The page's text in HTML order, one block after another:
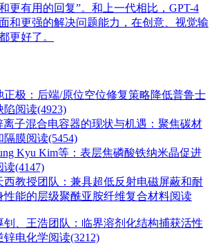
更有用的回复”。和上一代相比，GPT-4
和更强的解决问题能力，在创意、视觉输
更好了。
正极：后端/原位空位修复策略降低普鲁士
陷阅读(4923)
离子混合电容器的现状与机遇：聚焦碳材
隔膜阅读(5454)
Kyu Kim等：表层焦磷酸铁纳米晶促进
读(4147)
西教授团队：兼具超低反射电磁屏蔽和耐
性能的层级聚酰亚胺纤维复合材料阅读
钊、王浩团队：临界溶剂化结构捕获活性
锌电化学阅读(3212)